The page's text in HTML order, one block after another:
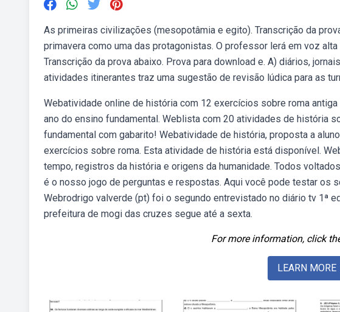
As primeiras civilizações (mesopotâmia e egito). Transcrição da
primavera como uma das protagonistas. O professor lerá em voz
Transcrição da prova abaixo. Prova para download e. A) diários,
atividades itinerantes traz uma sugestão de revisão lúdica para as
Webatividade online de história com 12 exercícios sobre roma
ano do ensino fundamental. Weblista com 20 atividades de história
fundamental com gabarito! Webatividade de história, proposta a
exercícios sobre roma. Esta atividade de história está disponível.
tempo, registros da história e origens da humanidade. Todos
é o nosso jogo de perguntas e respostas. Aqui você pode testar os
Webrodrigo valverde (pt) foi o segundo entrevistado no diário tv 1ª
prefeitura de mogi das cruzes segue até a sexta.
For more information, click
LEARN MORE